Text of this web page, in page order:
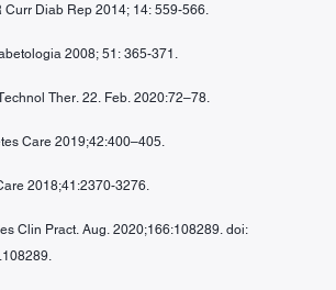
Curr Diab Rep 2014; 14: 559-566.
2008; 51: 365-371.
Ther. 22. Feb. 2020:72–78.
Care 2019;42:400–405.
2018;41:2370-3276.
Clin Pract. Aug. 2020;166:108289. doi: